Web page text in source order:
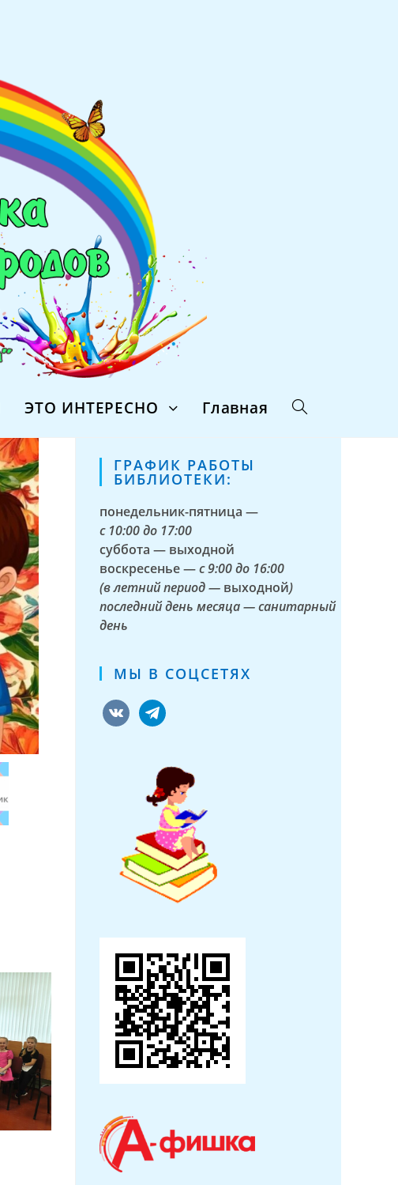
ЭТО ИНТЕРЕСНО Главная
ГРАФИК РАБОТЫ
БИБЛИОТЕКИ:
понедельник-пятница —
с 10:00 до 17:00
суббота — выходной
воскресенье —с 9:00 до 16:00
(в летний период — выходной)
последний день месяца — санитарный
день
МЫ В СОЦСЕТЯХ
vkontaktetelegram